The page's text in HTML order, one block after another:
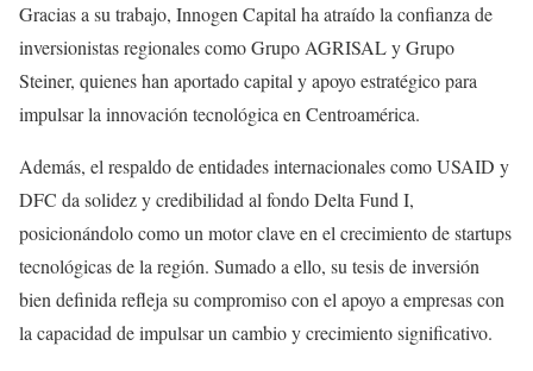
Gracias a su trabajo, Innogen Capital ha atraído la confianza de
inversionistas regionales como Grupo AGRISAL y Grupo
Steiner, quienes han aportado capital y apoyo estratégico para
impulsar la innovación tecnológica en Centroamérica.
Además, el respaldo de entidades internacionales como USAID y
DFC da solidez y credibilidad al fondo Delta Fund I,
posicionándolo como un motor clave en el crecimiento de startups
tecnológicas de la región. Sumado a ello, su tesis de inversión
bien definida refleja su compromiso con el apoyo a empresas con
la capacidad de impulsar un cambio y crecimiento significativo.